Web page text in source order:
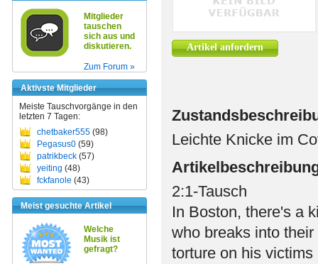
Mitglieder
tauschen
sich aus und
diskutieren.
Zum Forum »
Aktivste Mitglieder
Meiste Tauschvorgänge in den
letzten 7 Tagen:
chetbaker555 (98)
Pegasus0 (59)
patrikbeck (57)
yeiting (48)
fckfanole (43)
Meist gesuchte Artikel
Welche
Musik ist
gefragt?
Artikel anfordern
Leichte Knicke im
2:1-Tausch
In Boston, there's a
who breaks into
torture on his